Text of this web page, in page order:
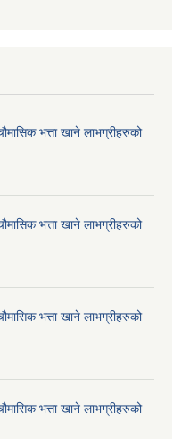
भत्ता खाने लाभग्रीहरुको
भत्ता खाने लाभग्रीहरुको
भत्ता खाने लाभग्रीहरुको
भत्ता खाने लाभग्रीहरुको